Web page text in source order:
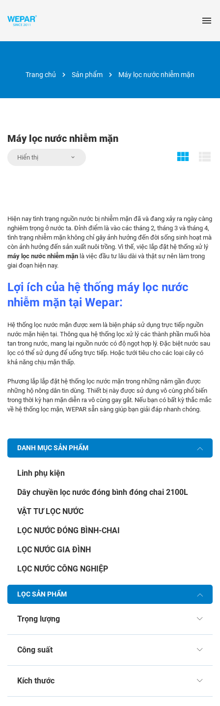
Trang chủ Sản phẩm Máy lọc nước nhiễm mặn
DANH MỤC SẢN PHẨM
Linh phụ kiện
Dây chuyền lọc nước đóng bình đóng chai 2100L
VẬT TƯ LỌC NƯỚC
LỌC NƯỚC ĐÓNG BÌNH-CHAI
LỌC NƯỚC GIA ĐÌNH
LỌC NƯỚC CÔNG NGHIỆP
LỌC SẢN PHẨM
Trọng lượng
Công suất
Kích thước
Máy lọc nước nhiễm mặn
Hiển thị
Hiện nay tình trạng nguồn nước bị nhiễm mặn đã và đang xảy ra ngày càng
nghiêm trọng ở nước ta. Đỉnh điểm là vào các tháng 2, tháng 3 và tháng 4,
tình trạng nhiễm mặn không chỉ gây ảnh hưởng đến đời sống sinh hoạt mà
còn ảnh hưởng đến sản xuất nuôi trồng. Vì thế, việc lắp đặt hệ thống xử lý
máy lọc nước nhiễm mặn là việc đầu tư lâu dài và thật sự nên làm trong
giai đoạn hiện nay.
Lợi ích của hệ thống máy lọc nước
nhiễm mặn tại Wepar:
Hệ thống lọc nước mặn được xem là biện pháp sử dụng trực tiếp nguồn
nước mặn hiện tại. Thông qua hệ thống lọc xử lý các thành phần muối hòa
tan trong nước, mang lại nguồn nước có độ ngọt hợp lý. Đặc biệt nước sau
lọc có thể sử dụng để uống trực tiếp. Hoặc tưới tiêu cho các loại cây có
khả năng chịu mặn thấp.
Phương lắp lắp đặt hệ thống lọc nước mặn trong những năm gần được
những hộ nông dân tin dùng. Thiết bị này được sử dụng vô cùng phổ biến
trong thời kỳ hạn mặn diễn ra vô cùng gay gắt. Nếu bạn có bất kỳ thắc mắc
về hệ thống lọc mặn, WEPAR sẵn sàng giúp bạn giải đáp nhanh chóng.